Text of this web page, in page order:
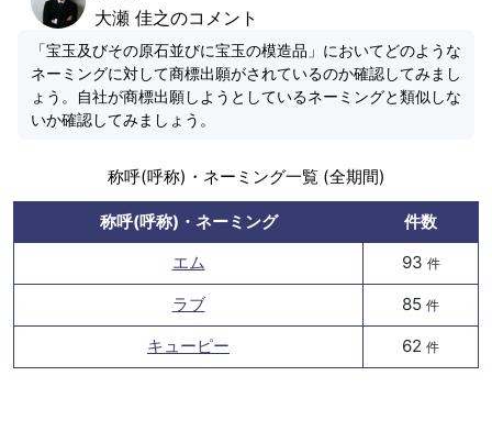
大瀬 佳之のコメント
「宝玉及びその原石並びに宝玉の模造品」においてどのような
ネーミングに対して商標出願がされているのか確認してみまし
ょう。自社が商標出願しようとしているネーミングと類似しな
いか確認してみましょう。
称呼(呼称)・ネーミング一覧 (全期間)
称呼(呼称)・ネーミング
件数
エム
93 件
ラブ 85 件
キューピー 62 件